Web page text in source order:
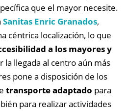
que el mayor necesite.
Sanitas Enric Granados,
céntrica localización, lo que
a los mayores y
la llegada al centro aún más
pone a disposición de los
transporte adaptado para
para realizar actividades